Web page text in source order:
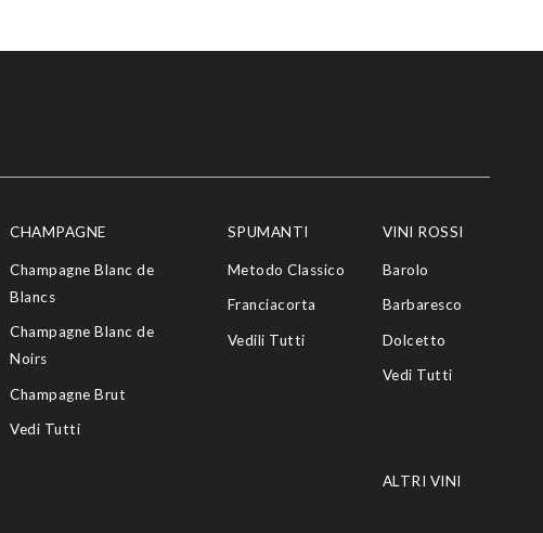
CHAMPAGNE
Champagne Blanc de
Blancs
Champagne Blanc de
Noirs
Champagne Brut
Vedi Tutti
SPUMANTI
Metodo Classico
Franciacorta
Vedili Tutti
VINI ROSSI
Barolo
Barbaresco
Dolcetto
Vedi Tutti
ALTRI VINI